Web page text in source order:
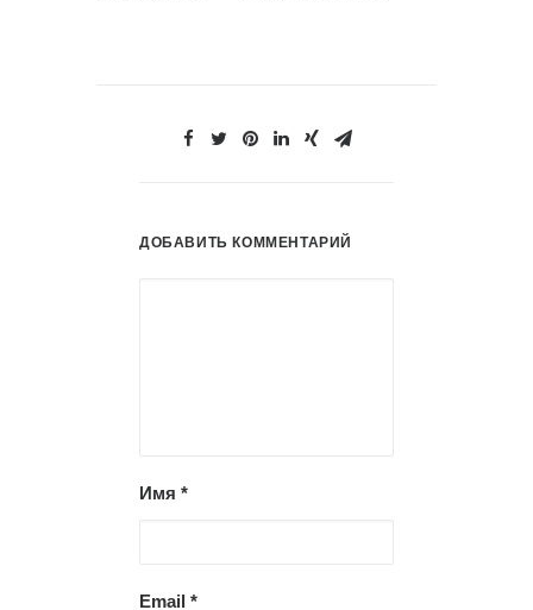
ДОБАВИТЬ КОММЕНТАРИЙ
Имя *
Email *